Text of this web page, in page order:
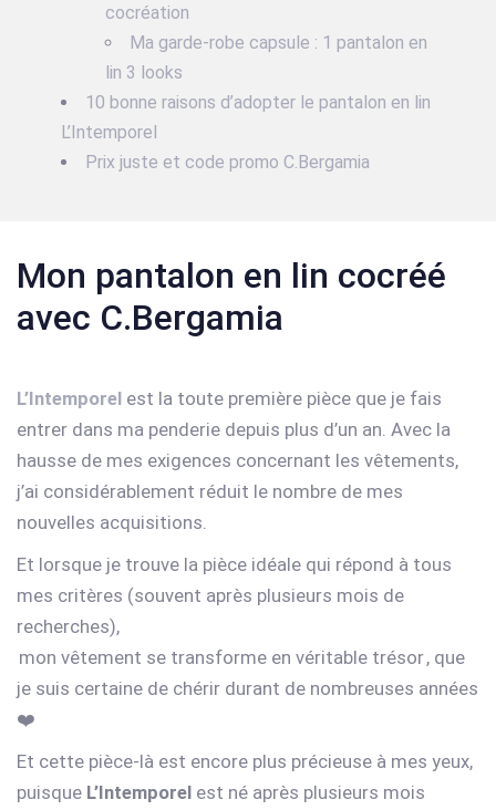
cocréation
Ma garde-robe capsule : 1 pantalon en
lin 3 looks
10 bonne raisons d’adopter le pantalon en lin
L’Intemporel
Prix juste et code promo C.Bergamia
Mon pantalon en lin cocréé
avec C.Bergamia
L’Intemporel est la toute première pièce que je fais
entrer dans ma penderie depuis plus d’un an. Avec la
hausse de mes exigences concernant les vêtements,
j’ai considérablement réduit le nombre de mes
nouvelles acquisitions.
Et lorsque je trouve la pièce idéale qui répond à tous
mes critères (souvent après plusieurs mois de
recherches),
mon vêtement se transforme en véritable trésor, que
je suis certaine de chérir durant de nombreuses années
❤️
Et cette pièce-là est encore plus précieuse à mes yeux,
puisque L’Intemporel est né après plusieurs mois